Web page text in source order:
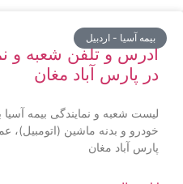
بیمه آسیا - اردبیل
آدرس و تلفن شعبه و
در پارس آباد مغان
لیست شعبه و نمایندگی بیمه
خودرو و بدنه ماشین (اتومبیل)،
پارس آباد مغان